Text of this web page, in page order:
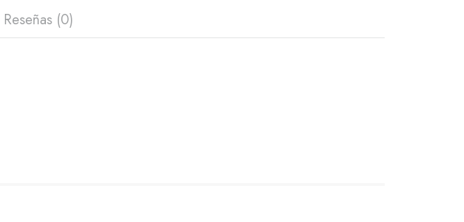
Reseñas (0)